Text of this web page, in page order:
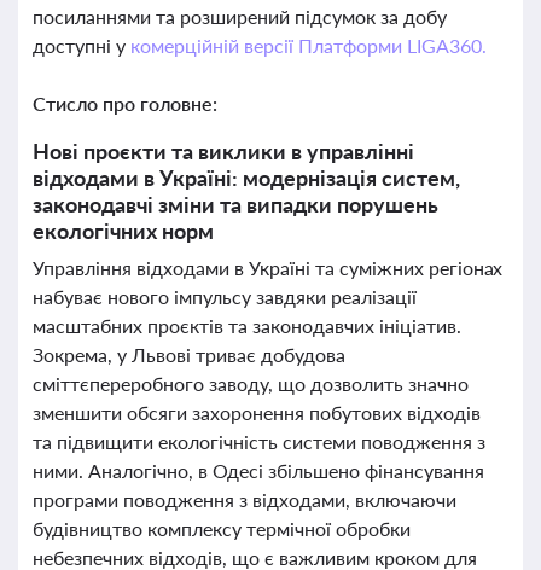
посиланнями та розширений підсумок за добу
доступні у комерційній версії Платформи LIGA360.
Стисло про головне:
Нові проєкти та виклики в управлінні
відходами в Україні: модернізація систем,
законодавчі зміни та випадки порушень
екологічних норм
Управління відходами в Україні та суміжних регіонах
набуває нового імпульсу завдяки реалізації
масштабних проєктів та законодавчих ініціатив.
Зокрема, у Львові триває добудова
сміттєпереробного заводу, що дозволить значно
зменшити обсяги захоронення побутових відходів
та підвищити екологічність системи поводження з
ними. Аналогічно, в Одесі збільшено фінансування
програми поводження з відходами, включаючи
будівництво комплексу термічної обробки
небезпечних відходів, що є важливим кроком для